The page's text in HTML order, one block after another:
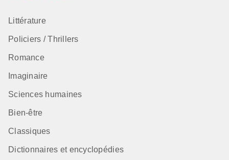
Littérature
Policiers / Thrillers
Romance
Imaginaire
Sciences humaines
Bien-être
Classiques
Dictionnaires et encyclopédies